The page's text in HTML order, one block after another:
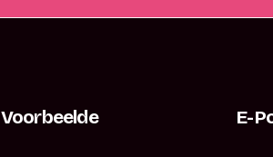
Voorbeelde E-